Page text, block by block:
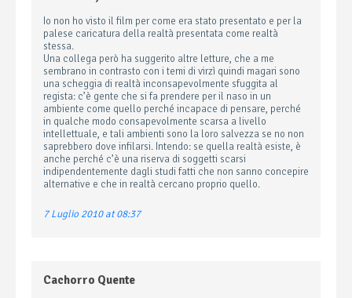
Io non ho visto il film per come era stato presentato e per la
palese caricatura della realtà presentata come realtà
stessa.
Una collega però ha suggerito altre letture, che a me
sembrano in contrasto con i temi di virzì quindi magari sono
una scheggia di realtà inconsapevolmente sfuggita al
regista: c’è gente che si fa prendere per il naso in un
ambiente come quello perché incapace di pensare, perché
in qualche modo consapevolmente scarsa a livello
intellettuale, e tali ambienti sono la loro salvezza se no non
saprebbero dove infilarsi. Intendo: se quella realtà esiste, è
anche perché c’è una riserva di soggetti scarsi
indipendentemente dagli studi fatti che non sanno concepire
alternative e che in realtà cercano proprio quello.
7 Luglio 2010 at 08:37
Cachorro Quente